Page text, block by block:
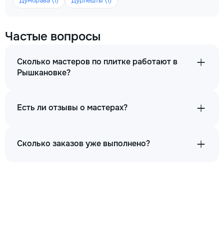
Частые вопросы
Сколько мастеров по плитке работают в
Рышкановке?
Есть ли отзывы о мастерах?
Сколько заказов уже выполнено?